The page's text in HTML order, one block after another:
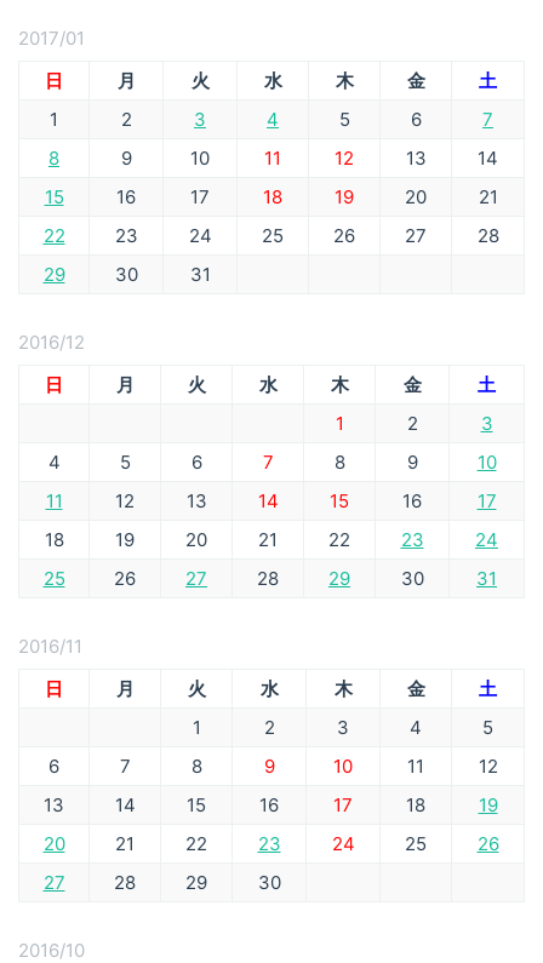
2017/01
日
月 火 水 木 金
土
1
2 3 4 5 6
7
8
9 10 11 12 13
14
15
16 17 18 19 20
21
22
23 24 25 26 27
28
29
30 31
2016/12
日
月 火 水 木 金
土
1
2
3
4
5 6 7 8 9
10
11
12 13 14 15 16
17
18
19 20 21 22 23
24
25
26 27 28 29 30 31
2016/11
日
月 火 水 木 金
土
1
2 3 4
5
6
7 8 9 10 11
12
13
14 15 16 17 18
19
20
21 22 23 24 25
26
27
28 29 30
2016/10